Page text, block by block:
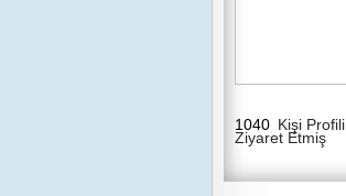
1040 Kişi Profili
Ziyaret Etmiş